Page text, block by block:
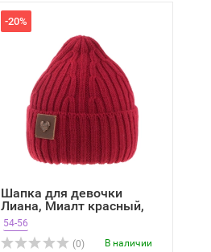
-20%
Шапка для девочки
Лиана, Миалт красный,
зима
54-56
(0)
В наличии